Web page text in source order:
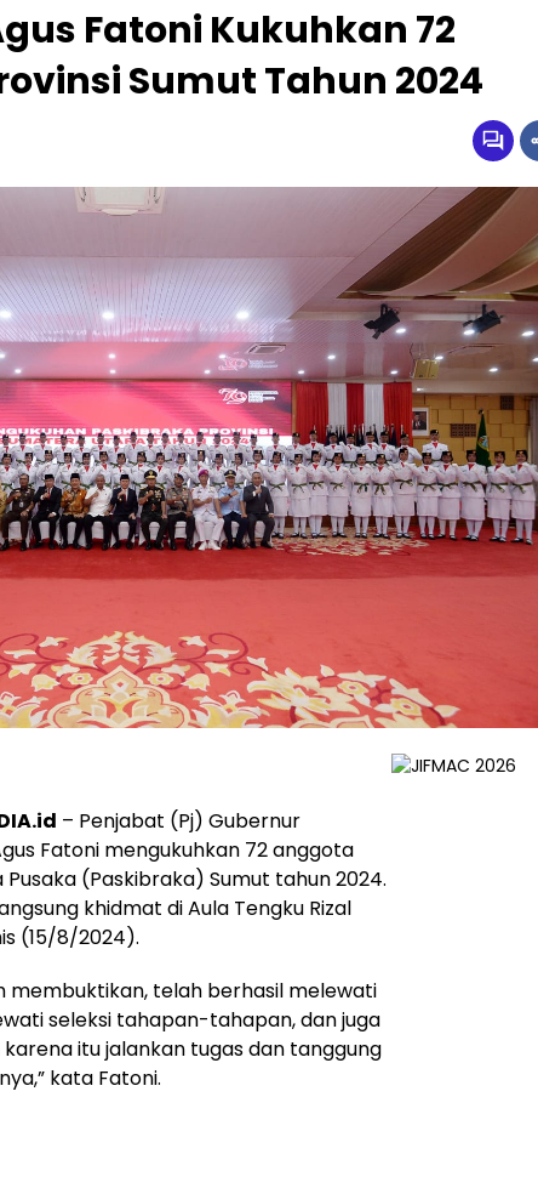
Fatoni Kukuhkan 72
Sumut Tahun 2024
– Penjabat (Pj) Gubernur
Fatoni mengukuhkan 72 anggota
(Paskibraka) Sumut tahun 2024.
khidmat di Aula Tengku Rizal
(15/8/2024).
membuktikan, telah berhasil melewati
seleksi tahapan-tahapan, dan juga
itu jalankan tugas dan tanggung
kata Fatoni.